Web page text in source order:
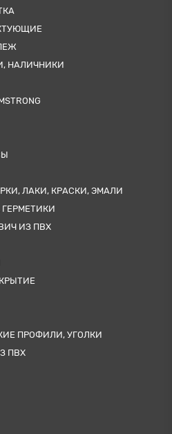
НАЛИЧНИКИ
ЛАКИ, КРАСКИ, ЭМАЛИ
ИЗ ПВХ
ПРОФИЛИ, УГОЛКИ
ПВХ